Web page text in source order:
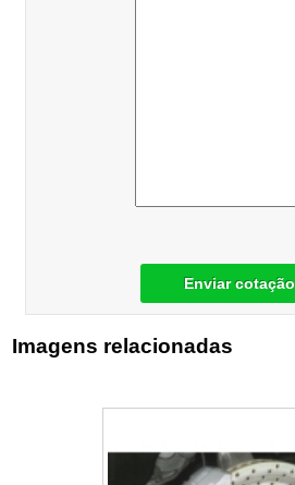
Enviar cotação
Imagens relacionadas